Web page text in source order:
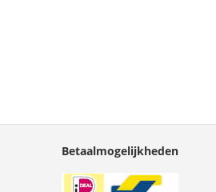
Betaalmogelijkheden